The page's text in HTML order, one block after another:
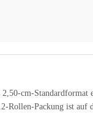
cm-
Rollen-Packung ist auf